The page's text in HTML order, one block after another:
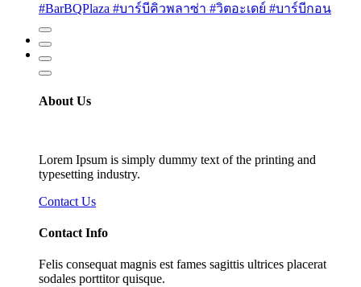
#BarBQPlaza #บาร์บีคิวพลาซ่า #วิตอะเดย์ #บาร์บีกอน
About Us
Lorem Ipsum is simply dummy text of the printing and
typesetting industry.
Contact Us
Contact Info
Felis consequat magnis est fames sagittis ultrices placerat
sodales porttitor quisque.